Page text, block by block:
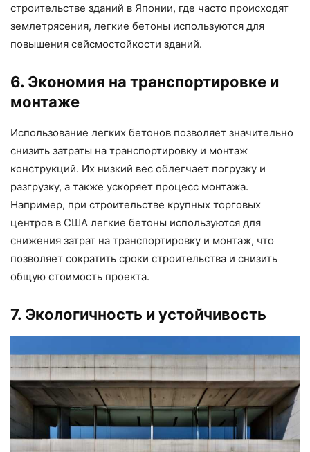
строительстве зданий в Японии, где часто происходят
землетрясения, легкие бетоны используются для
повышения сейсмостойкости зданий.
6. Экономия на транспортировке и
монтаже
Использование легких бетонов позволяет значительно
снизить затраты на транспортировку и монтаж
конструкций. Их низкий вес облегчает погрузку и
разгрузку, а также ускоряет процесс монтажа.
Например, при строительстве крупных торговых
центров в США легкие бетоны используются для
снижения затрат на транспортировку и монтаж, что
позволяет сократить сроки строительства и снизить
общую стоимость проекта.
7. Экологичность и устойчивость